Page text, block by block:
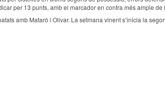
per 13 punts, amb el marcador en contra més ample de
amb Mataró i Olivar. La setmana vinent s’inicia la